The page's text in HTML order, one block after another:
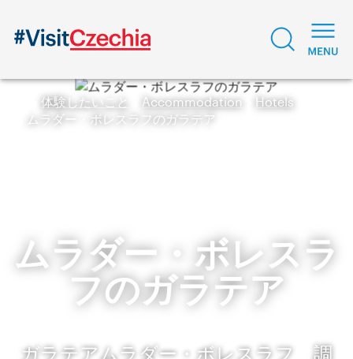
体験したいこと Accommodation
Hotels
ムラダー・ボレスラフのガラテア
ムラダー・ボレスラ
フのガラテア
ガラテアムラダー・ボレスラフ 調